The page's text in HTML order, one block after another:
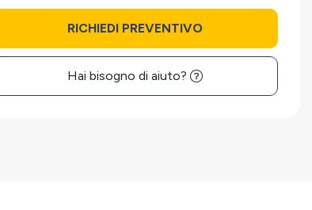
RICHIEDI PREVENTIVO
Hai bisogno di aiuto?